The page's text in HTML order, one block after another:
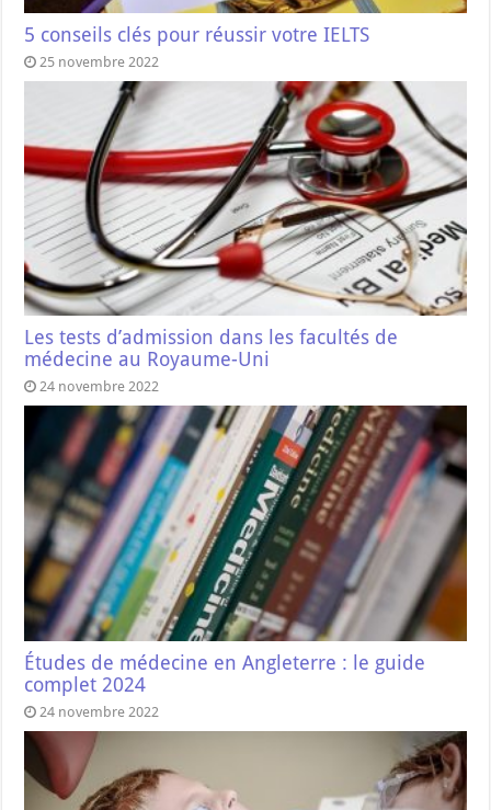
5 conseils clés pour réussir votre IELTS
25 novembre 2022
Les tests d’admission dans les facultés de
médecine au Royaume-Uni
24 novembre 2022
Études de médecine en Angleterre : le guide
complet 2024
24 novembre 2022